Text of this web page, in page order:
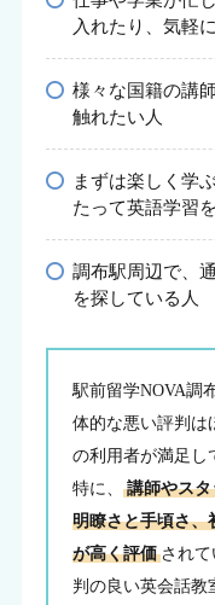
入れたり、気軽
様々な国籍の講
触れたい人
まずは楽しく学
たって英語学習
調布駅周辺で、
を探している人
駅前留学NOVA調
体的な悪い評判は
の利用者が満足し
特に、
講師やス
明瞭さと手頃さ、
が高く評価 されて
判の良い英会話教